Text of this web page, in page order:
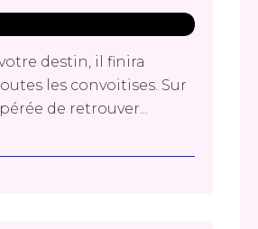
destin, il finira
les convoitises. Sur
de retrouver...